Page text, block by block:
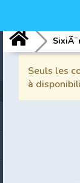
Seuls les
à